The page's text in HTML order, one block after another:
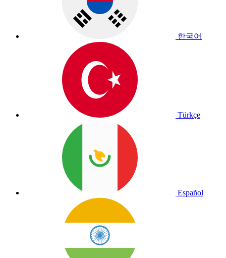
한국어
Türkçe
Español